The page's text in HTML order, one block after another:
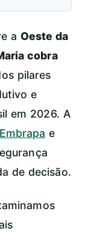
a Oeste da
cobra
pilares
e
em 2026. A
Embrapa e
de decisão.